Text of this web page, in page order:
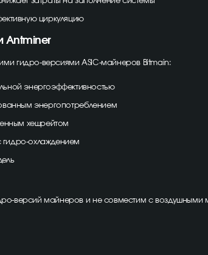
циркуляцию
Antminer
гидро-версиями ASIC-майнеров Bitmain:
энергоэффективностью
энергопотреблением
хешрейтом
гидро-охлаждением
версий майнеров и не совместим с